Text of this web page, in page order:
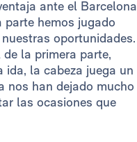
ante el Barcelona
parte hemos jugado
oportunidades.
la primera parte,
la cabeza juega un
nos han dejado mucho
las ocasiones que